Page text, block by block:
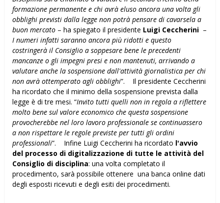
formazione permanente e chi avrà eluso ancora una volta gli
obblighi previsti dalla legge non potrà pensare di cavarsela a
buon mercato – ha spiegato il presidente Luigi Ceccherini –
I numeri infatti saranno ancora più ridotti e questo
costringerà il Consiglio a soppesare bene le precedenti
mancanze o gli impegni presi e non mantenuti, arrivando a
valutare anche la sospensione dall'attività giornalistica per chi
non avrà ottemperato agli obblighi”. Il presidente Ceccherini
ha ricordato che il minimo della sospensione prevista dalla
legge è di tre mesi. “Invito tutti quelli non in regola a riflettere
molto bene sul valore economico che questa sospensione
provocherebbe nel loro lavoro professionale se continuassero
a non rispettare le regole previste per tutti gli ordini
professionali”. Infine Luigi Ceccherini ha ricordato l'avvio
del processo di digitalizzazione di tutte le attività del
Consiglio di disciplina: una volta completato il
procedimento, sarà possibile ottenere una banca online dati
degli esposti ricevuti e degli esiti dei procedimenti.